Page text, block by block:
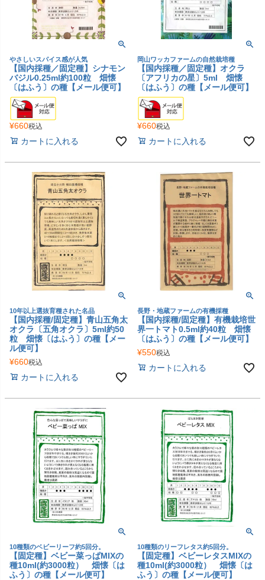
やさしいスパイス感が人気
【国内採種／固定種】シナモン
バジル0.25ml約100粒 畑懐
〔はふう〕の種【メール便可】
¥660税込
カートに入れる
岡山ワッカファームの自然栽培種
【国内採種／固定種】オクラ
〔アフリカの星〕5ml 畑懐
〔はふう〕の種【メール便可】
¥660税込
カートに入れる
10年以上選抜育種された名品
【国内採種/固定種】青山五角太
オクラ〔五角オクラ〕5ml約50
粒 畑懐〔はふう〕の種【メー
ル便可】
¥660税込
カートに入れる
長野・地蔵ファームの有機採種
【国内採種/固定種】有機栽培世
界一トマト0.5ml約40粒 畑懐
〔はふう〕の種【メール便可】
¥550税込
カートに入れる
10種類のベビーリーフ約5回分。
【固定種】ベビー菜っぱMIXの
種10ml(約3000粒） 畑懐〔は
ふう〕の種【メール便可】
10種類のリーフレタス約5回分。
【固定種】ベビーレタスMIXの
種10ml(約3000粒） 畑懐〔は
ふう〕の種【メール便可】